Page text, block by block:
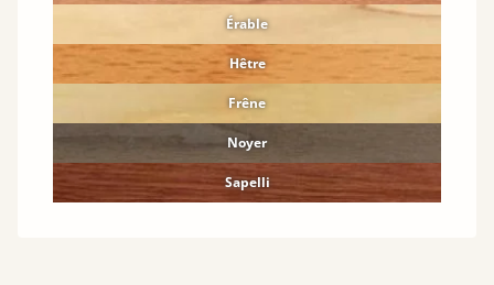
Érable
Hêtre
Frêne
Noyer
Sapelli